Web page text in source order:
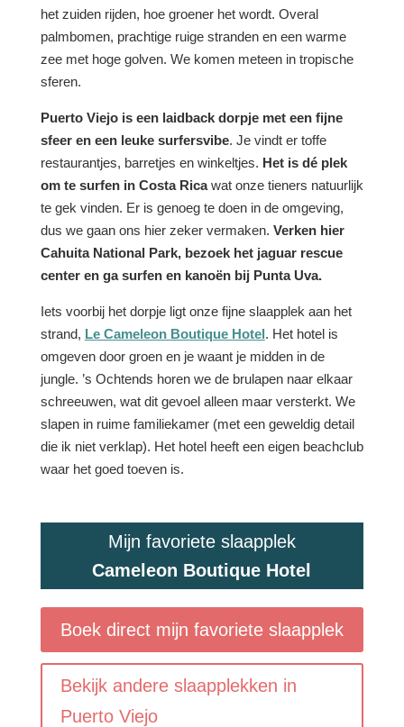
het zuiden rijden, hoe groener het wordt. Overal
palmbomen, prachtige ruige stranden en een warme
zee met hoge golven. We komen meteen in tropische
sferen.
Puerto Viejo is een laidback dorpje met een fijne
sfeer en een leuke surfersvibe. Je vindt er toffe
restaurantjes, barretjes en winkeltjes. Het is dé plek
om te surfen in Costa Ricawat onze tieners natuurlijk
te gek vinden. Er is genoeg te doen in de omgeving,
dus we gaan ons hier zeker vermaken. Verken hier
Cahuita National Park, bezoek het jaguar rescue
center en ga surfen en kanoën bij Punta Uva.
Iets voorbij het dorpje ligt onze fijne slaapplek aan het
strand, Le Cameleon Boutique Hotel. Het hotel is
omgeven door groen en je waant je midden in de
jungle. ’s Ochtends horen we de brulapen naar elkaar
schreeuwen, wat dit gevoel alleen maar versterkt. We
slapen in ruime familiekamer (met een geweldig detail
die ik niet verklap). Het hotel heeft een eigen beachclub
waar het goed toeven is.
Mijn favoriete slaapplek
Cameleon Boutique Hotel
Boek direct mijn favoriete slaapplek
Bekijk andere slaapplekken in
Puerto Viejo